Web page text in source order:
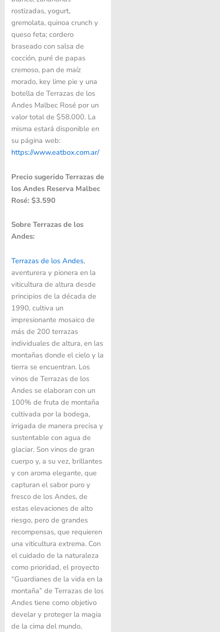
rostizadas, yogurt,
gremolata, quinoa crunch y
queso feta; cordero
braseado con salsa de
cocción, puré de papas
cremoso, pan de maíz
morado, key lime pie y una
botella de Terrazas de los
Andes Malbec Rosé por un
valor total de $58.000. La
misma estará disponible en
su página web:
https://www.eatbox.com.ar/
Precio sugerido Terrazas de
los Andes Reserva Malbec
Rosé: $3.590
Sobre Terrazas de los
Andes:
Terrazas de los Andes,
aventurera y pionera en la
viticultura de altura desde
principios de la década de
1990, cultiva un
impresionante mosaico de
más de 200 terrazas
individuales de altura, en las
montañas donde el cielo y la
tierra se encuentran. Los
vinos de Terrazas de los
Andes se elaboran con un
100% de fruta de montaña
cultivada por la bodega,
irrigada de manera precisa y
sustentable con agua de
glaciar. Son vinos de gran
cuerpo y, a su vez, brillantes
y con aroma elegante, que
capturan el sabor puro y
fresco de los Andes, de
estas elevaciones de alto
riesgo, pero de grandes
recompensas, que requieren
una viticultura extrema. Con
el cuidado de la naturaleza
como prioridad, el proyecto
“Guardianes de la vida en la
montaña” de Terrazas de los
Andes tiene como objetivo
develar y proteger la magia
de la cima del mundo,